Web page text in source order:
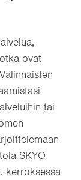
ovat
tai
SKYO
kerroksessa